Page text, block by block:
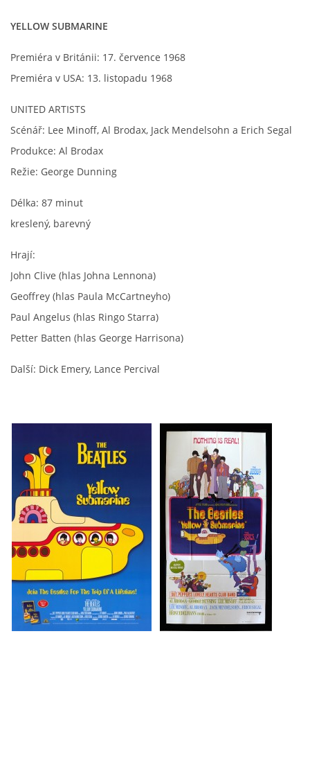
YELLOW SUBMARINE
Premiéra v Británii: 17. července 1968
Premiéra v USA: 13. listopadu 1968
UNITED ARTISTS
Scénář: Lee Minoff, Al Brodax, Jack Mendelsohn a Erich Segal
Produkce: Al Brodax
Režie: George Dunning
Délka: 87 minut
kreslený, barevný
Hrají:
John Clive (hlas Johna Lennona)
Geoffrey (hlas Paula McCartneyho)
Paul Angelus (hlas Ringo Starra)
Petter Batten (hlas George Harrisona)
Další: Dick Emery, Lance Percival